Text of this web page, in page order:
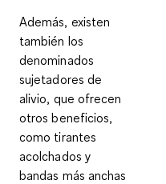
Además, existen
también los
denominados
sujetadores de
alivio, que ofrecen
otros beneficios,
como tirantes
acolchados y
bandas más anchas